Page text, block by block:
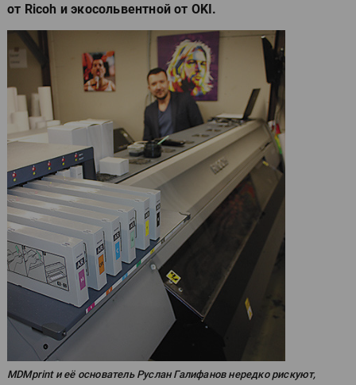
от Ricoh и экосольвентной от OKI.
MDMprint и её основатель Руслан Галифанов нередко рискуют,